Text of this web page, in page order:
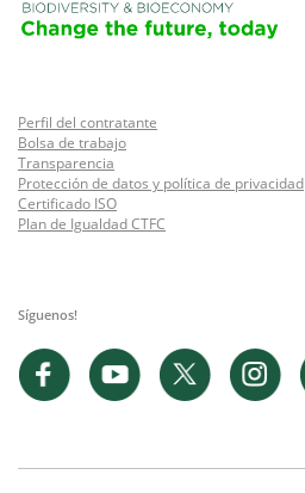
Perfil del contratante
Bolsa de trabajo
Transparencia
Protección de datos y política de privacidad
Certificado ISO
Plan de Igualdad CTFC
Síguenos!